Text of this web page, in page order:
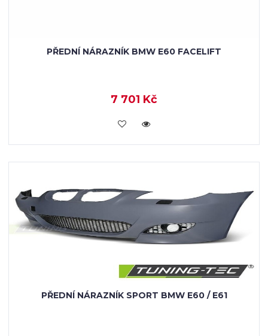
PŘEDNÍ NÁRAZNÍK BMW E60 FACELIFT
7 701 Kč
KOUPIT
PŘEDNÍ NÁRAZNÍK SPORT BMW E60 / E61